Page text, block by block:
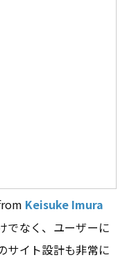
Keisuke Imura
でなく、ユーザーに
サイト設計も非常に